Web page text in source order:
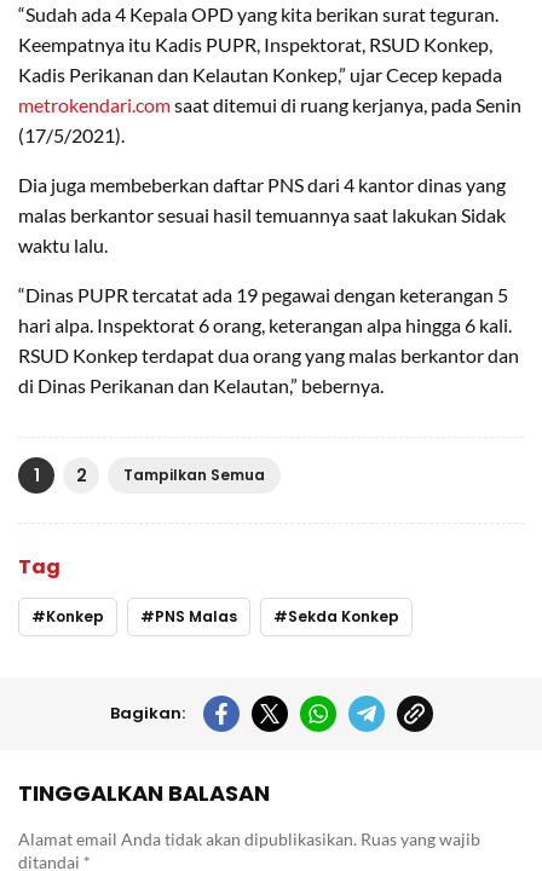
“Sudah ada 4 Kepala OPD yang kita berikan surat teguran.
Keempatnya itu Kadis PUPR, Inspektorat, RSUD Konkep,
Kadis Perikanan dan Kelautan Konkep,” ujar Cecep kepada
metrokendari.comsaat ditemui di ruang kerjanya, pada Senin
(17/5/2021).
Dia juga membeberkan daftar PNS dari 4 kantor dinas yang
malas berkantor sesuai hasil temuannya saat lakukan Sidak
waktu lalu.
“Dinas PUPR tercatat ada 19 pegawai dengan keterangan 5
hari alpa. Inspektorat 6 orang, keterangan alpa hingga 6 kali.
RSUD Konkep terdapat dua orang yang malas berkantor dan
di Dinas Perikanan dan Kelautan,” bebernya.
1 2 Tampilkan Semua
Tag
Konkep PNS Malas Sekda Konkep
Bagikan:
TINGGALKAN BALASAN
Alamat email Anda tidak akan dipublikasikan. Ruas yang wajib
ditandai *